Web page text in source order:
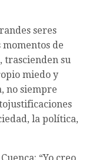
seres
de
trascienden su
miedo y
no siempre
la política,